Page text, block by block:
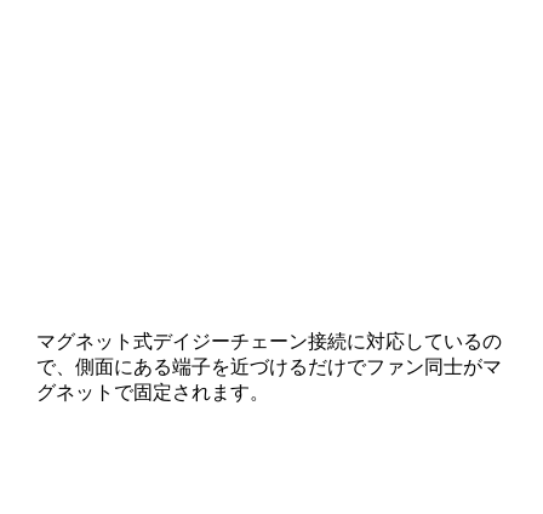
マグネット式デイジーチェーン接続に対応しているの
で、側面にある端子を近づけるだけでファン同士がマ
グネットで固定されます。